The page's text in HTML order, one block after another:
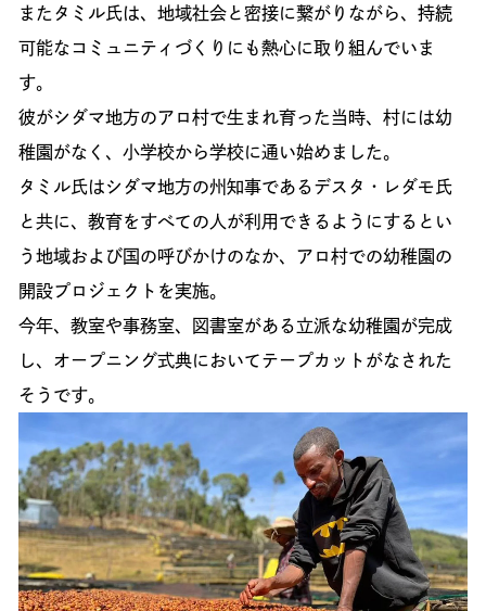
またタミル氏は、地域社会と密接に繋がりながら、持続
可能なコミュニティづくりにも熱心に取り組んでいま
す。
彼がシダマ地方のアロ村で生まれ育った当時、村には幼
稚園がなく、小学校から学校に通い始めました。
タミル氏はシダマ地方の州知事であるデスタ・レダモ氏
と共に、教育をすべての人が利用できるようにするとい
う地域および国の呼びかけのなか、アロ村での幼稚園の
開設プロジェクトを実施。
今年、教室や事務室、図書室がある立派な幼稚園が完成
し、オープニング式典においてテープカットがなされた
そうです。